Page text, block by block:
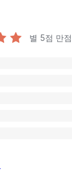
별 5점 만